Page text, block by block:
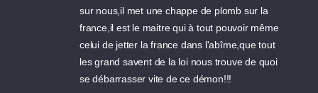
sur nous,il met une chappe de plomb sur la
france,il est le maitre qui à tout pouvoir même
celui de jetter la france dans l'abîme,que tout
les grand savent de la loi nous trouve de quoi
se débarrasser vite de ce démon!!!